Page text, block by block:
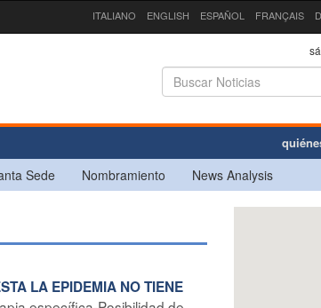
ITALIANO ENGLISH ESPAÑOL FRANÇAIS
Sede Nombramiento News Analysis
LA EPIDEMIA NO TIENE